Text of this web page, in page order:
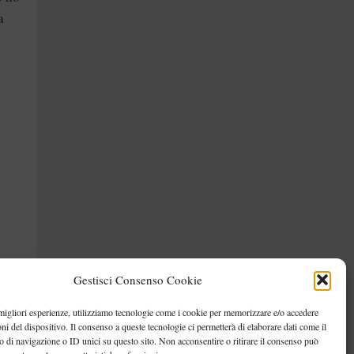
Gestisci Consenso Cookie
esperienze, utilizziamo tecnologie come i cookie per memorizzare e/o accedere
del dispositivo. Il consenso a queste tecnologie ci permetterà di elaborare dati come il
di navigazione o ID unici su questo sito. Non acconsentire o ritirare il consenso può